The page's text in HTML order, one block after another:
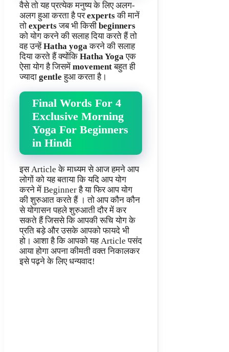
वैसे तो यह प्रत्येक मनुष्य के लिए अलग-
अलग हुआ करता है परexpertsकी मानें
तो expertsजब भी किसी beginners
को योग करने की सलाह दिया करते हैं तो
वह उन्हेंHatha yogaकरने की सलाह
दिया करते हैं क्योंकि Hatha Yogaएक
ऐसा योग है जिसमें movementबहुत ही
ज्यादा gentle हुआ करता है।
Final Words For 4
Exclusive Morning
Yoga For Beginners
in Hindi
इस Article के माध्यम से आज हमने आप
लोगों को यह बताया कि यदि आप योग
करने में Beginner है या फिर आप योग
की शुरुआत करते हैं । तो आप कौन कौन
से योगासन पहले शुरुआती दौर में कर
सकते हैं जिससे कि आपकी रूचि योग के
प्रति बड़े और उसके आपको फायदे भी
हो। आशा है कि आपको यह Article पसंद
आया होगा अपना कीमती वक्त निकालकर
इसे पढ़ने के लिए धन्यवाद!